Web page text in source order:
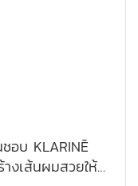
อบ KLARINĒ
งเส้นผมสวยให้